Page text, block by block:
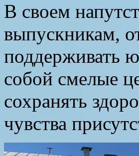
В своем
выпускникам,
поддерживать
собой смелые
сохранять
чувства